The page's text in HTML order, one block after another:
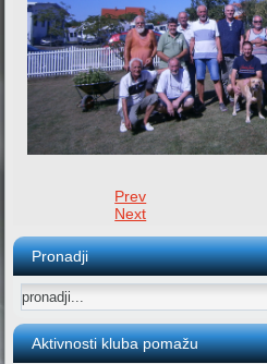
Prev
Next
Pronadji
Aktivnosti kluba pomažu